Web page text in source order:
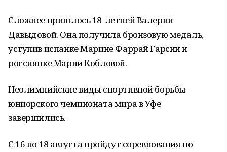
Сложнее пришлось 18-летней Валерии
Давыдовой. Она получила бронзовую медаль,
уступив испанке Марине Фаррай Гарсии и
россиянке Марии Кобловой.
Неолимпийские виды спортивной борьбы
юниорского чемпионата мира в Уфе
завершились.
С 16 по 18 августа пройдут соревнования по